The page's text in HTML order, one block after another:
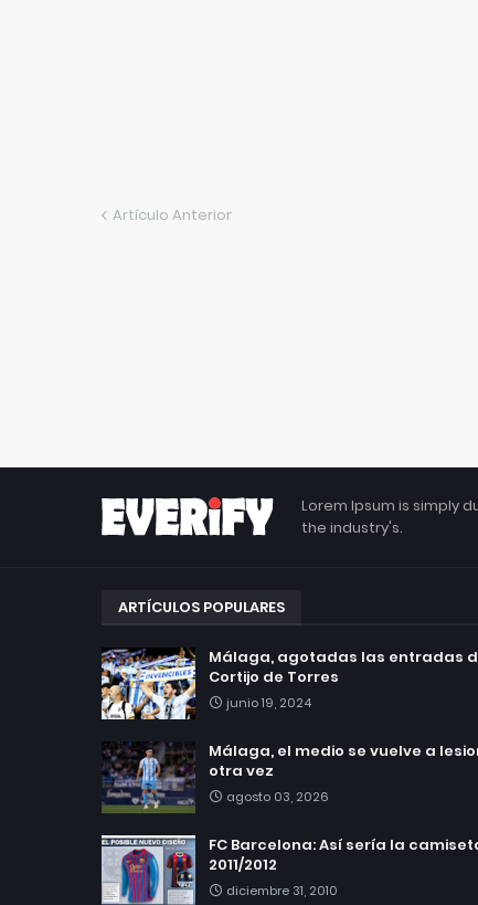
Artículo Anterior
Lorem Ipsum is simply
the industry's.
ARTÍCULOS POPULARES
Málaga, agotadas las entradas
Cortijo de Torres
junio 19, 2024
Málaga, el medio se vuelve a
otra vez
agosto 03, 2026
FC Barcelona: Así sería la
2011/2012
diciembre 31, 2010